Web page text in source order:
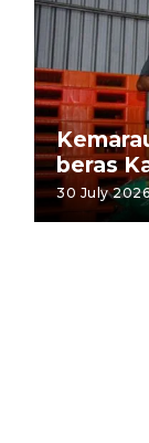
beras
30 July 2026